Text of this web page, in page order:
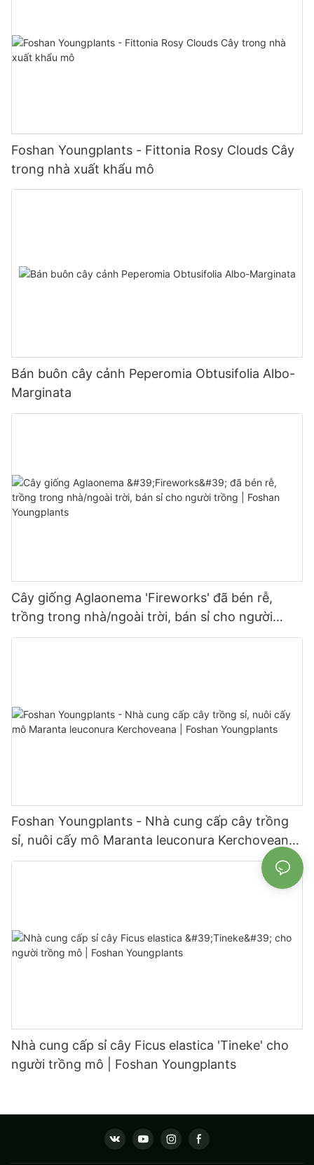
Foshan Youngplants - Fittonia Rosy Clouds Cây
trong nhà xuất khẩu mô
Bán buôn cây cảnh Peperomia Obtusifolia Albo-
Marginata
Cây giống Aglaonema 'Fireworks' đã bén rễ,
trồng trong nhà/ngoài trời, bán sỉ cho người
trồng | Foshan Youngplants
Foshan Youngplants - Nhà cung cấp cây trồng
sỉ, nuôi cấy mô Maranta leuconura Kerchoveana
| Foshan Youngplants
Nhà cung cấp sỉ cây Ficus elastica 'Tineke' cho
người trồng mô | Foshan Youngplants